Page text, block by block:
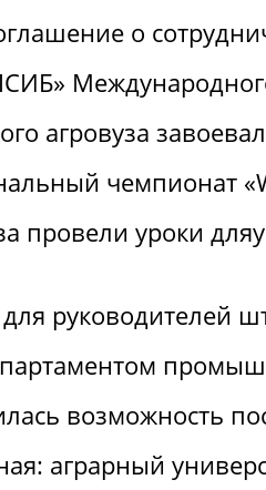
о
агровуза
чемпионат
провели уроки
для руководителей
возможность
аграрный